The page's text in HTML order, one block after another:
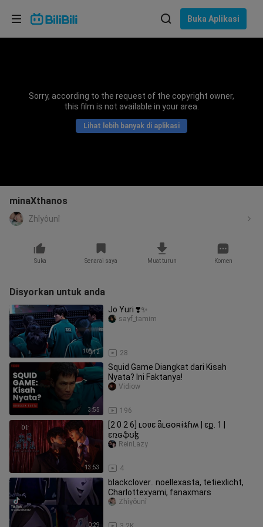
Buka Aplikasi
Sorry, according to the request of the copyright owner,
this film is not available in your area.
Lihat lebih banyak di aplikasi
minaXthanos
Zhîyôunî
Suka Senarai saya Muat turun Komen
Disyorkan untuk anda
0:12
Jo Yuri ❣️✨
28
sayf_tamim
3:55
Squid Game Diangkat dari Kisah
Nyata? Ini Faktanya!
196
Vidiow
13:53
[2 0 2 6] ʟօʋɛ ǟʟɢօʀɨȶɦʍ | ɛք. 1 |
ɛռɢֆʊɮ
4
ReinLazy
0:29
blackclover.. noellexasta, tetiexlicht,
Charlottexyami, fanaxmars
Zhîyôunî
Pilih bahasa
Bahasa Indonesia